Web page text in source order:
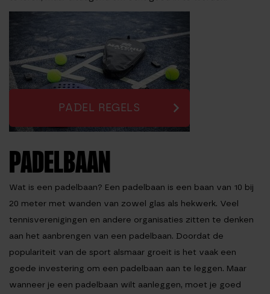
PADEL REGELS
PADELBAAN
Wat is een padelbaan? Een padelbaan is een baan van 10 bij
20 meter met wanden van zowel glas als hekwerk. Veel
tennisverenigingen en andere organisaties zitten te denken
aan het aanbrengen van een padelbaan. Doordat de
populariteit van de sport alsmaar groeit is het vaak een
goede investering om een padelbaan aan te leggen. Maar
wanneer je een padelbaan wilt aanleggen, moet je goed